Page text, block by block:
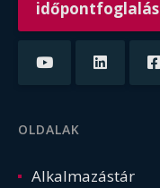
időpontfoglalás
OLDALAK
Alkalmazástár